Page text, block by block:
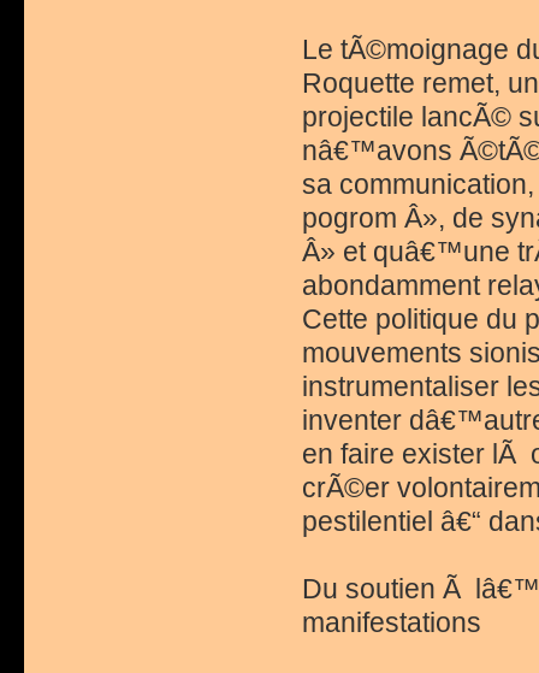
Le tÃ©moignage
Roquette remet,
projectile lancÃ©
nâ€™avons
sa
pogrom Â», de
Â» et quâ€™une
abondamment
Cette politique du
mouvements
instrumentaliser
inventer
en faire exister lÃ
crÃ©er
pestilentiel â€“
Du soutien Ã
manifestations